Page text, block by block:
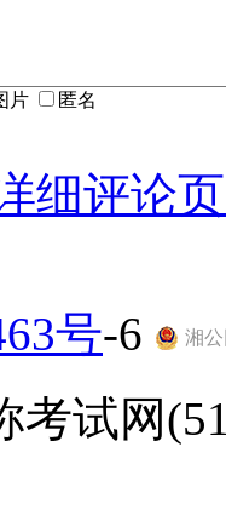
匿名
细评论
号-6 湘公
考试网